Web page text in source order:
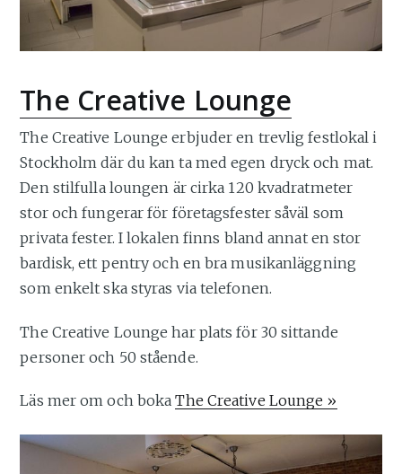
The Creative Lounge
The Creative Lounge erbjuder en trevlig festlokal i
Stockholm där du kan ta med egen dryck och mat.
Den stilfulla loungen är cirka 120 kvadratmeter
stor och fungerar för företagsfester såväl som
privata fester. I lokalen finns bland annat en stor
bardisk, ett pentry och en bra musikanläggning
som enkelt ska styras via telefonen.
The Creative Lounge har plats för 30 sittande
personer och 50 stående.
Läs mer om och bokaThe Creative Lounge »